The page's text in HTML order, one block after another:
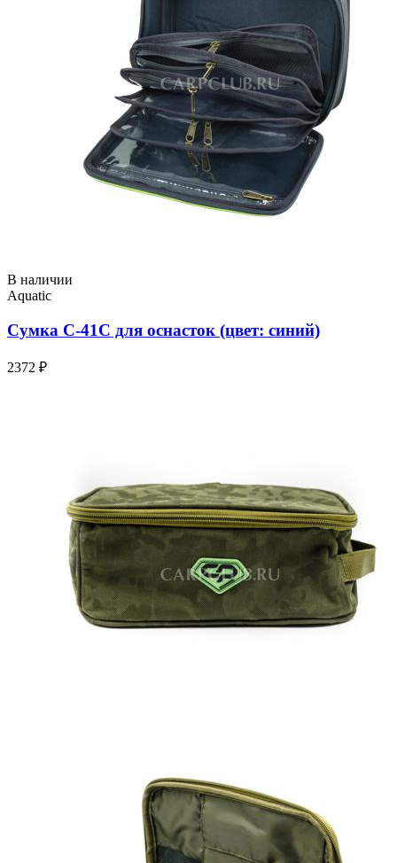
В наличии
Aquatic
Сумка С-41С для оснасток (цвет: синий)
2372 ₽